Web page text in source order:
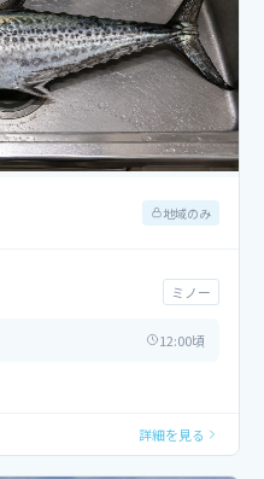
地域のみ
ミノー
12:00頃
詳細を見る